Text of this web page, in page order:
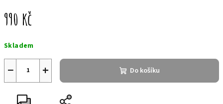
990 Kč
cena:
Skladem
+
− Do košíku